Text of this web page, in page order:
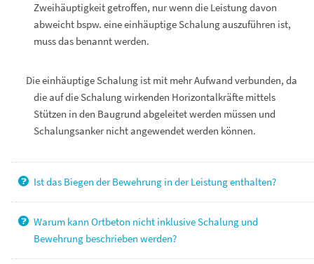
Zweihäuptigkeit getroffen, nur wenn die Leistung davon
abweicht bspw. eine einhäuptige Schalung auszuführen ist,
muss das benannt werden.
Die einhäuptige Schalung ist mit mehr Aufwand verbunden, da
die auf die Schalung wirkenden Horizontalkräfte mittels
Stützen in den Baugrund abgeleitet werden müssen und
Schalungsanker nicht angewendet werden können.
Ist das Biegen der Bewehrung in der Leistung enthalten?
Warum kann Ortbeton nicht inklusive Schalung und
Bewehrung beschrieben werden?